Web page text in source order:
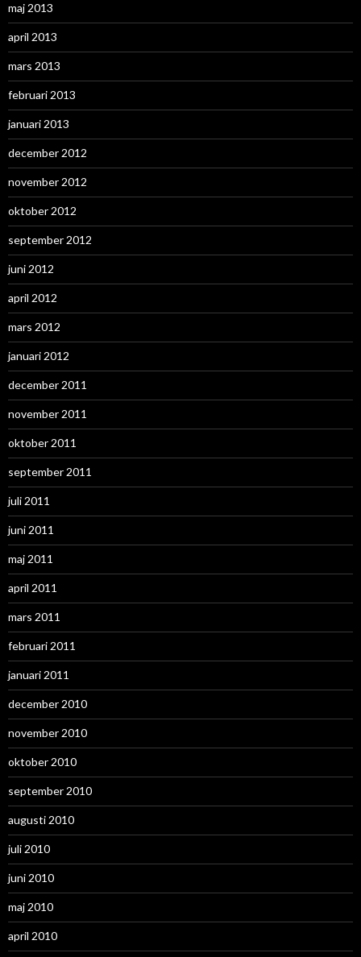
maj 2013
april 2013
mars 2013
februari 2013
januari 2013
december 2012
november 2012
oktober 2012
september 2012
juni 2012
april 2012
mars 2012
januari 2012
december 2011
november 2011
oktober 2011
september 2011
juli 2011
juni 2011
maj 2011
april 2011
mars 2011
februari 2011
januari 2011
december 2010
november 2010
oktober 2010
september 2010
augusti 2010
juli 2010
juni 2010
maj 2010
april 2010